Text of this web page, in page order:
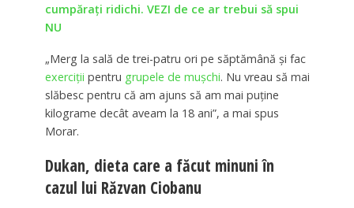
cumpărați ridichi. VEZI de ce ar trebui să spui
NU
„Merg la sală de trei-patru ori pe săptămână şi fac
exerciţii pentru grupele de muşchi. Nu vreau să mai
slăbesc pentru că am ajuns să am mai puţine
kilograme decât aveam la 18 ani”, a mai spus
Morar.
Dukan, dieta care a făcut minuni în
cazul lui Răzvan Ciobanu